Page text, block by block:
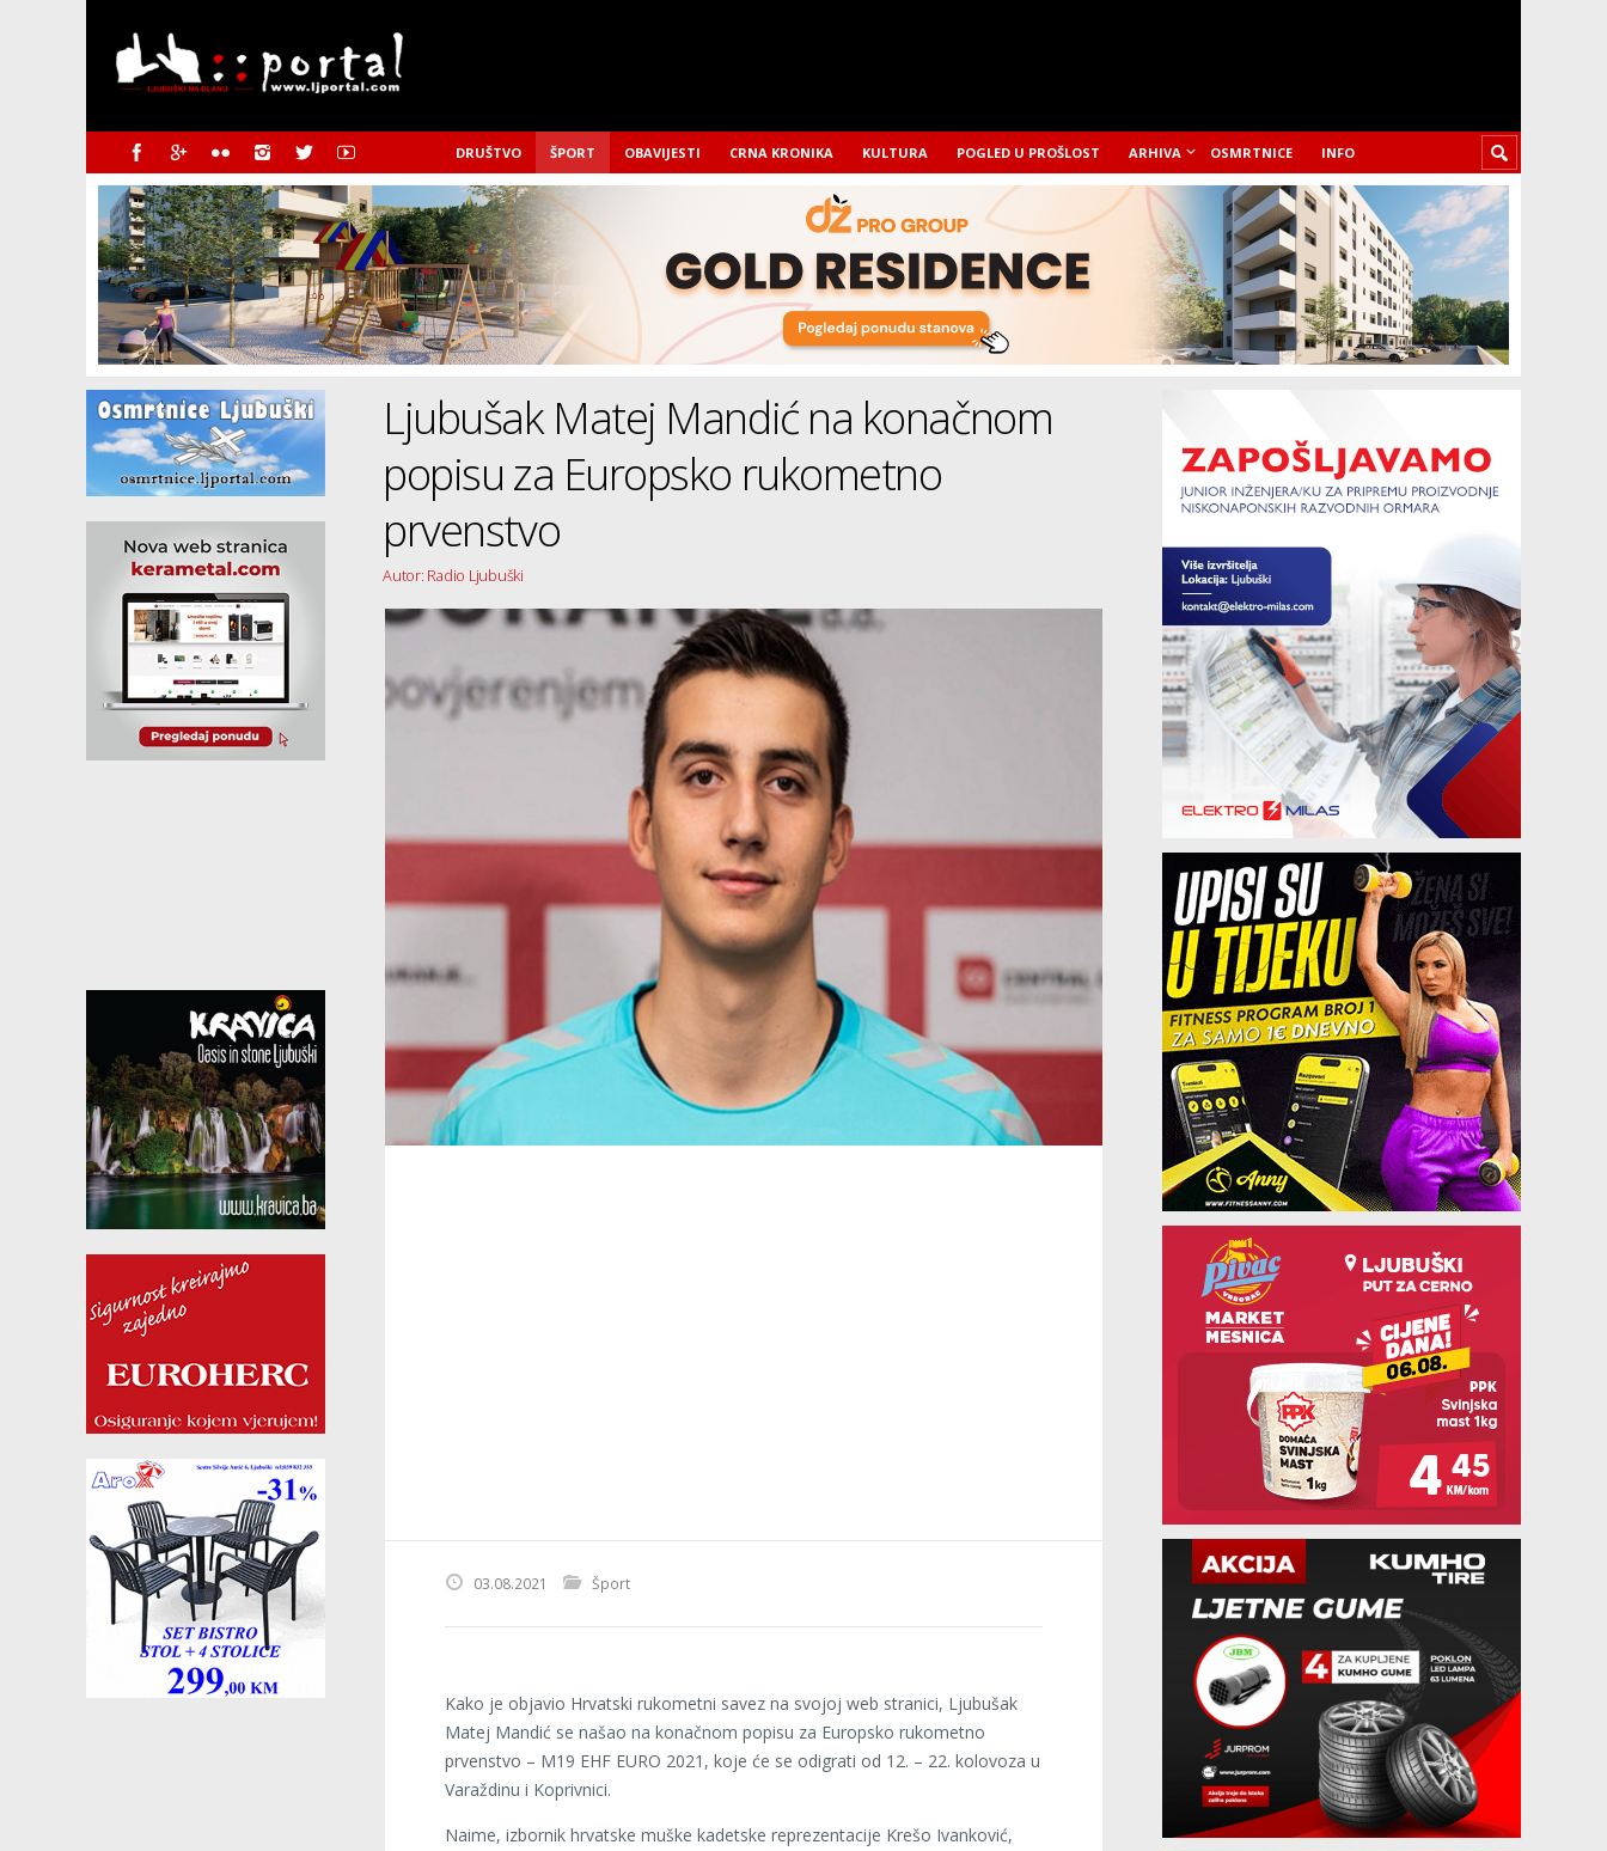
DRUŠTVO ŠPORT OBAVIJESTI CRNA KRONIKA KULTURA POGLED U PROŠLOST ARHIVA OSMRTNICE INFO
Ljubušak Matej Mandić na konačnom
popisu za Europsko rukometno
prvenstvo
Autor: Radio Ljubuški
03.08.2021 Šport
Kako je objavio Hrvatski rukometni savez na svojoj web stranici, Ljubušak
Matej Mandić se našao na konačnom popisu za Europsko rukometno
prvenstvo – M19 EHF EURO 2021, koje će se odigrati od 12. – 22. kolovoza u
Varaždinu i Koprivnici.
Naime, izbornik hrvatske muške kadetske reprezentacije Krešo Ivanković,